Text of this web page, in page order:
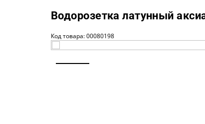
Водорозетка латунный
Код товара: 00080198